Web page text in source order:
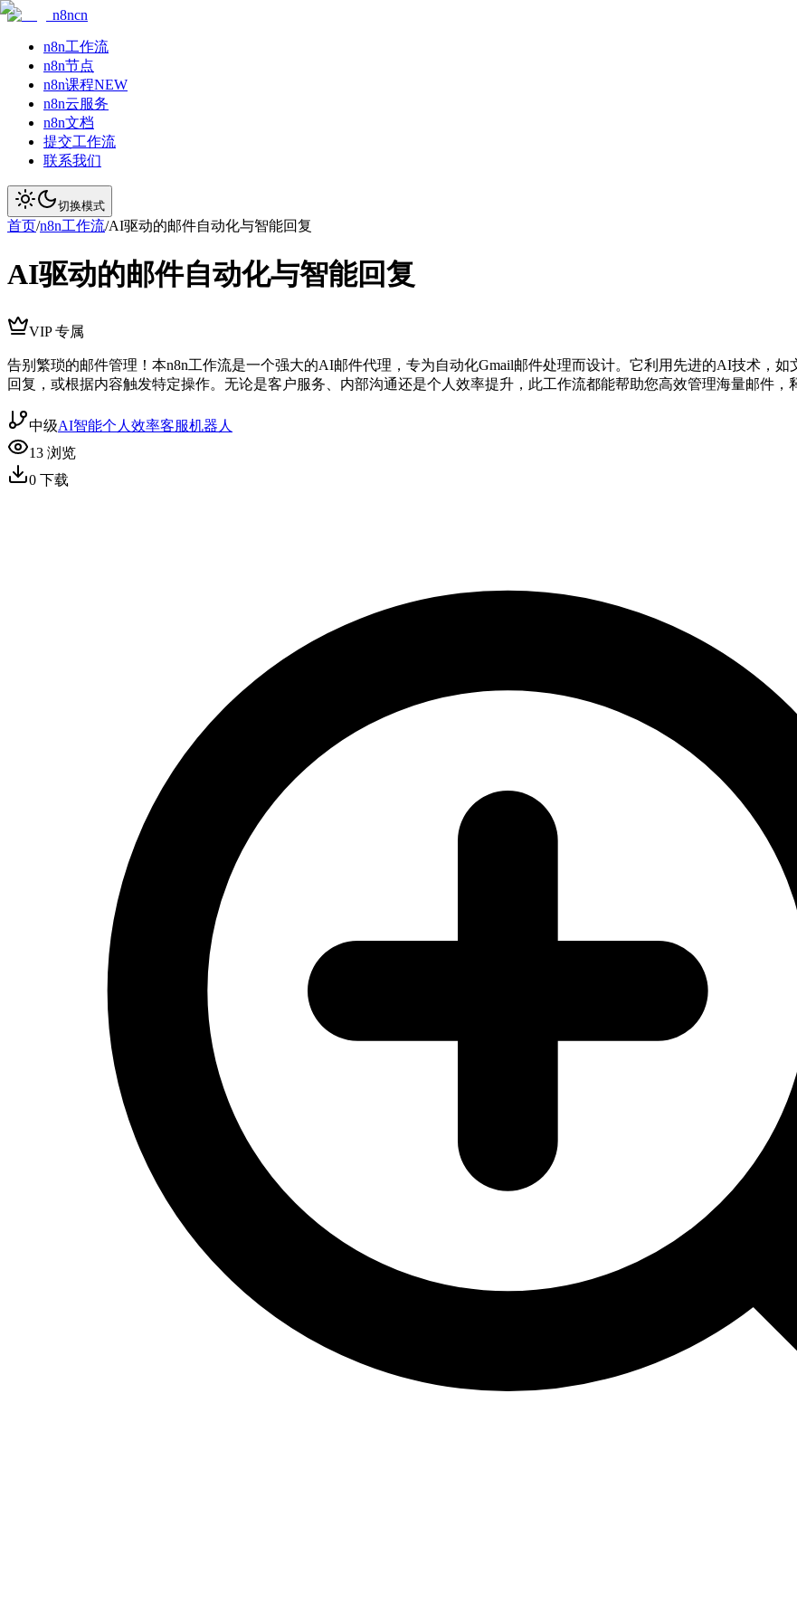
n8ncn
n8n工作流
n8n节点
n8n课程NEW
n8n云服务
n8n文档
提交工作流
联系我们
切换模式
首页/n8n工作流/AI驱动的邮件自动化与智能回复
AI驱动的邮件自动化与智能回复
VIP 专属
告别繁琐的邮件管理！本n8n工作流是一个强大的AI邮件代理，专为自动化Gmail邮件处理而设计。它利用先进的AI技术，
回复，或根据内容触发特定操作。无论是客户服务、内部沟通还是个人效率提升，此工作流都能帮助您高效管理海量邮件，
中级AI智能个人效率客服机器人
13 浏览
0 下载